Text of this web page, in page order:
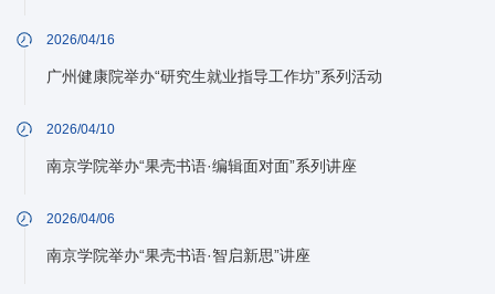
2026/04/16
广州健康院举办“研究生就业指导工作坊”系列活动
2026/04/10
南京学院举办“果壳书语·编辑面对面”系列讲座
2026/04/06
南京学院举办“果壳书语·智启新思”讲座